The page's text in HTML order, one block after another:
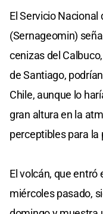
El Servicio Nacional
(Sernageomin)
cenizas del
de Santiago,
Chile, aunque lo
gran altura en la
perceptibles para la
El volcán, que entró
miércoles pasado,